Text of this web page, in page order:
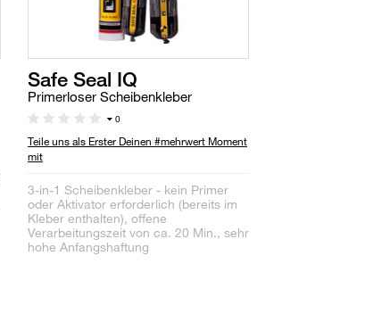
Safe Seal IQ
Primerloser Scheibenkleber
0
Teile uns als Erster Deinen #mehrwert Moment
mit
3-in-1 Scheibenkleber - kein Primer
oder Aktivator erforderlich (bereits im
Kleber enthalten), offene
Verarbeitungszeit von ca. 20 Min., sehr
hohe Anfangshaftung